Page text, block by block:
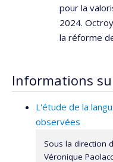
pour la
2024.
la réforme
Informations
L'étude de la
observées
Sous la direction
Véronique